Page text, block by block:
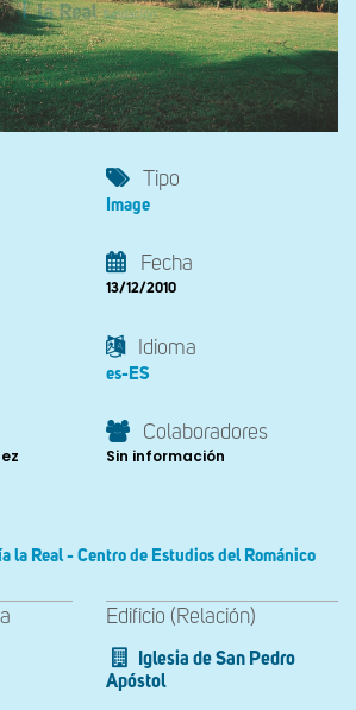
Tipo
Image
Fecha
13/12/2010
Idioma
es-ES
Colaboradores
Sin información
la Real - Centro de Estudios del Románico
Edificio (Relación)
Iglesia de San Pedro
Apóstol